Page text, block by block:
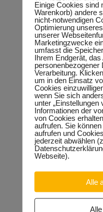
geleistet, so Keindorf.
Jugendarbeitslosigkeit ist
Bildung erreichbar, wie ein
der beruflichen Bildung in
so Keindorf abschließend.
Neueste Beiträge
Sondervermögen für die
Entscheidung! 30.04.2026
Halle: Erhöhung der
26.03.2026
Orgacid-Altlasten: Bund
15.02.2026
Halle: Sondervermögen
Lehrpläne: Grundsteine für
Grundschule gelegt
Einige Cookies sind
Warenkorb) andere
nicht-notwendigen
Optimierung
unserer
Marketingzwecke
umfasst die
Ihrem Endgerät, das
personenbezogener
Verarbeitung.
um in den Einsatz
Cookies
wenn Sie sich
unter „Einstellungen
Informationen der
von Cookies
aufrufen. Sie
aufrufen und
jederzeit abwählen
Webseite).
Alle